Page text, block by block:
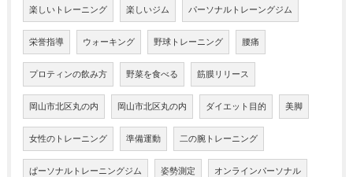
楽しいトレーニング 楽しいジム パーソナルトレーングジム
栄誉指導 ウォーキング 野球トレーニング 腰痛
プロティンの飲み方 野菜を食べる 筋膜リリース
岡山市北区丸の内 岡山市北区丸の内 ダイエット目的 美脚
女性のトレーニング 準備運動 二の腕トレーニング
ぱーソナルトレーニングジム 姿勢測定 オンラインパーソナル